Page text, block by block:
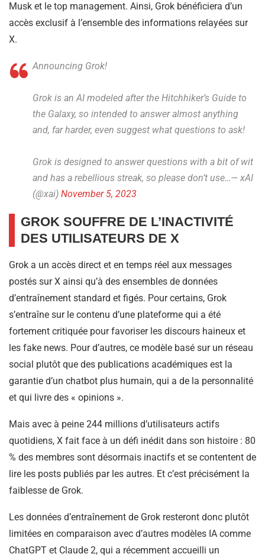
Musk et le top management. Ainsi, Grok bénéficiera d’un
accès exclusif à l’ensemble des informations relayées sur
X.
Announcing Grok!
Grok is an AI modeled after the Hitchhiker’s Guide to
the Galaxy, so intended to answer almost anything
and, far harder, even suggest what questions to ask!
Grok is designed to answer questions with a bit of wit
and has a rebellious streak, so please don’t use…— xAI
(@xai) November 5, 2023
GROK SOUFFRE DE L’INACTIVITÉ
DES UTILISATEURS DE X
Grok a un accès direct et en temps réel aux messages
postés sur X ainsi qu’à des ensembles de données
d’entraînement standard et figés. Pour certains, Grok
s’entraîne sur le contenu d’une plateforme qui a été
fortement critiquée pour favoriser les discours haineux et
les fake news. Pour d’autres, ce modèle basé sur un réseau
social plutôt que des publications académiques est la
garantie d’un chatbot plus humain, qui a de la personnalité
et qui livre des « opinions ».
Mais avec à peine 244 millions d’utilisateurs actifs
quotidiens, X fait face à un défi inédit dans son histoire : 80
% des membres sont désormais inactifs et se contentent de
lire les posts publiés par les autres. Et c’est précisément la
faiblesse de Grok.
Les données d’entraînement de Grok resteront donc plutôt
limitées en comparaison avec d’autres modèles IA comme
ChatGPT et Claude 2, qui a récemment accueilli un